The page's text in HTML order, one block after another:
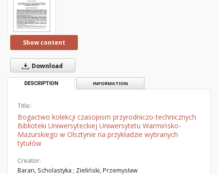
Show content
Download
DESCRIPTION INFORMATION
Title:
Bogactwo kolekcji czasopism przyrodniczo-technicznych
Biblioteki Uniwersyteckiej Uniwersytetu Warmińsko-
Mazurskiego w Olsztynie na przykładzie wybranych
tytułów
Creator:
Baran, Scholastyka ; Zieliński, Przemysław